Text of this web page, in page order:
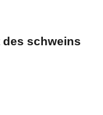
schweins